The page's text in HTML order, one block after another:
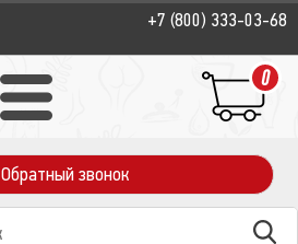
+7 (800) 333-03-68
0
Обратный звонок